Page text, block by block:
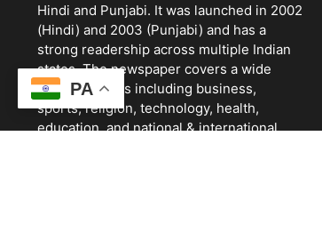
Hindi and Punjabi. It was launched in 2002
(Hindi) and 2003 (Punjabi) and has a
strong readership across multiple Indian
states. The newspaper covers a wide
range of topics including business,
sports, religion, technology, health,
education, and national & international
PA